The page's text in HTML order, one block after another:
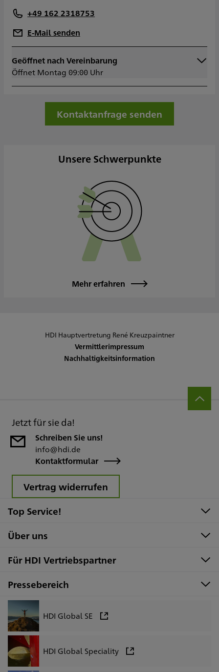
+49 162 2318753
E-Mail senden
Geöffnet nach Vereinbarung
Öffnet Montag 09:00 Uhr
Montag
Dienstag
Mittwoch
09:00 - 17:00
Kontaktanfrage senden
Unsere Schwerpunkte
Mehr erfahren
HDI Hauptvertretung René Kreuzpaintner
Vermittlerimpressum
Nachhaltigkeitsinformation
Jetzt für sie da!
Schreiben Sie uns!
info@hdi.de
Kontaktformular
Vertrag widerrufen
Top Service!
Über uns
Für HDI Vertriebspartner
Pressebereich
HDI Global SE
HDI Global Speciality